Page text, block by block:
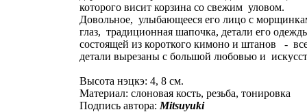
которого висит корзина со свежим уловом.
Довольное, улыбающееся его лицо с
глаз, традиционная шапочка, детали его
состоящей из короткого кимоно и штанов -
детали вырезаны с большой любовью и
Высота нэцкэ: 4, 8 см.
Материал: слоновая кость, резьба, тонировка
Подпись автора: Mitsuyuki